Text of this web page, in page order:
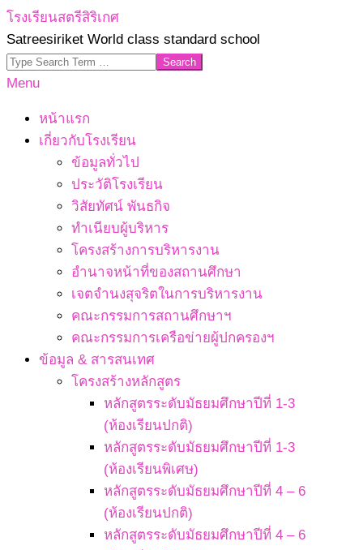
Skip
to
content
โรงเรียนสตรีสิริเกศ
Satreesiriket World class standard school
Search
Primary
Menu
Menu
หน้าแรก
เกี่ยวกับโรงเรียน
ข้อมูลทั่วไป
ประวัติโรงเรียน
วิสัยทัศน์ พันธกิจ
ทำเนียบผู้บริหาร
โครงสร้างการบริหารงาน
อำนาจหน้าที่ของสถานศึกษา
เจตจํานงสุจริตในการบริหารงาน
คณะกรรมการสถานศึกษาฯ
คณะกรรมการเครือข่ายผู้ปกครองฯ
ข้อมูล & สารสนเทศ
โครงสร้างหลักสูตร
หลักสูตรระดับมัธยมศึกษาปีที่ 1-3
(ห้องเรียนปกติ)
หลักสูตรระดับมัธยมศึกษาปีที่ 1-3
(ห้องเรียนพิเศษ)
หลักสูตรระดับมัธยมศึกษาปีที่ 4 – 6
(ห้องเรียนปกติ)
หลักสูตรระดับมัธยมศึกษาปีที่ 4 – 6